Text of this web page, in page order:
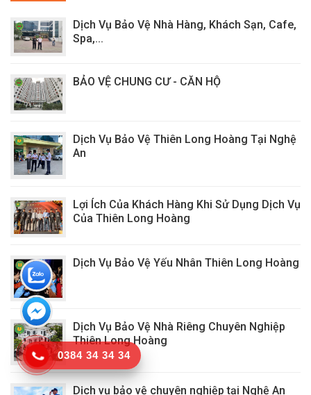
Dịch Vụ Bảo Vệ Nhà Hàng, Khách Sạn, Cafe,
Spa,...
BẢO VỆ CHUNG CƯ - CĂN HỘ
Dịch Vụ Bảo Vệ Thiên Long Hoàng Tại Nghệ
An
Lợi Ích Của Khách Hàng Khi Sử Dụng Dịch Vụ
Của Thiên Long Hoàng
Dịch Vụ Bảo Vệ Yếu Nhân Thiên Long Hoàng
Dịch Vụ Bảo Vệ Nhà Riêng Chuyên Nghiệp
Thiên Long Hoàng
Dịch vụ bảo vệ chuyên nghiệp tại Nghệ An
0384 34 34 34